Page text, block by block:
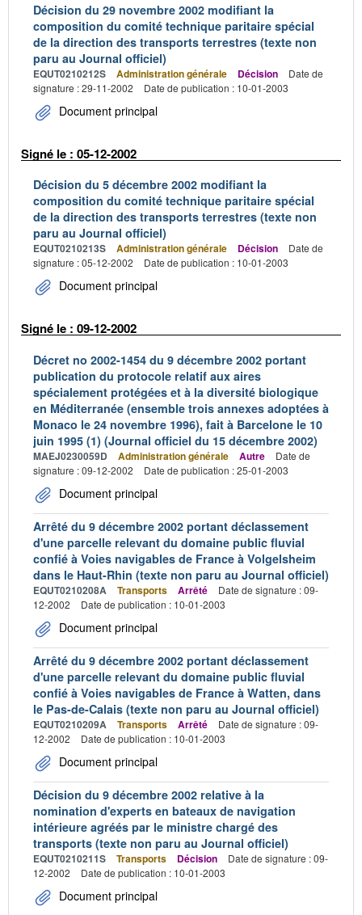
Décision du 29 novembre 2002 modifiant la
composition du comité technique paritaire spécial
de la direction des transports terrestres (texte non
paru au Journal officiel)
EQUT0210212S Administration générale Décision
Date de
signature : 29-11-2002
Date de publication : 10-01-2003
Document principal
Signé le : 05-12-2002
Décision du 5 décembre 2002 modifiant la
composition du comité technique paritaire spécial
de la direction des transports terrestres (texte non
paru au Journal officiel)
EQUT0210213S Administration générale Décision
Date de
signature : 05-12-2002
Date de publication : 10-01-2003
Document principal
Signé le : 09-12-2002
Décret no 2002-1454 du 9 décembre 2002 portant
publication du protocole relatif aux aires
spécialement protégées et à la diversité biologique
en Méditerranée (ensemble trois annexes adoptées à
Monaco le 24 novembre 1996), fait à Barcelone le 10
juin 1995 (1) (Journal officiel du 15 décembre 2002)
MAEJ0230059D Administration générale Autre
Date de
signature : 09-12-2002
Date de publication : 25-01-2003
Document principal
Arrêté du 9 décembre 2002 portant déclassement
d'une parcelle relevant du domaine public fluvial
confié à Voies navigables de France à Volgelsheim
dans le Haut-Rhin (texte non paru au Journal officiel)
EQUT0210208A Transports Arrêté
Date de signature : 09-
12-2002
Date de publication : 10-01-2003
Document principal
Arrêté du 9 décembre 2002 portant déclassement
d'une parcelle relevant du domaine public fluvial
confié à Voies navigables de France à Watten, dans
le Pas-de-Calais (texte non paru au Journal officiel)
EQUT0210209A Transports Arrêté
Date de signature : 09-
12-2002
Date de publication : 10-01-2003
Document principal
Décision du 9 décembre 2002 relative à la
nomination d'experts en bateaux de navigation
intérieure agréés par le ministre chargé des
transports (texte non paru au Journal officiel)
EQUT0210211S Transports Décision
Date de signature : 09-
12-2002
Date de publication : 10-01-2003
Document principal